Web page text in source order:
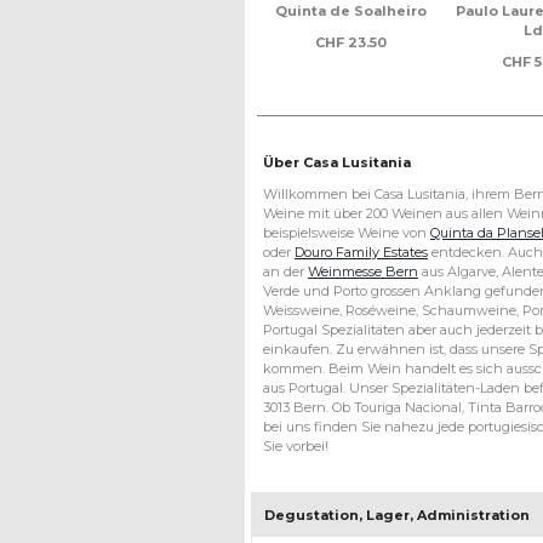
Quinta de Soalheiro
CHF23.50
Paulo
CHF
Über Casa Lusitania
Willkommen bei Casa Lusitania, ihrem
Weine mit über 200 Weinen aus allen
beispielsweise Weine von Quinta da Plansel
oder Douro Family Estates entdecken.
an der Weinmesse Bern aus Algarve,
Verde und Porto grossen Anklang
Weissweine, Roséweine, Schaumweine,
Portugal Spezialitäten aber auch
einkaufen. Zu erwähnen ist, dass unsere
kommen. Beim Wein handelt es sich
aus Portugal. Unser Spezialitäten-Laden
3013 Bern. Ob Touriga Nacional, Tinta
bei uns finden Sie nahezu jede
Sie vorbei!
Degustation, Lager, Administration
Lieferkonditionen
FAQ
Weinreisen
Links
2026
–
Casa
Lusitania
Bern
GmbH